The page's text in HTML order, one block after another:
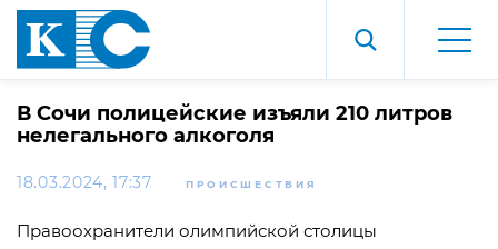
В Сочи полицейские изъяли 210 литров
нелегального алкоголя
18.03.2024, 17:37 ПРОИСШЕСТВИЯ
Правоохранители олимпийской столицы